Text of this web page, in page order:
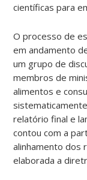
científicas para
O processo de
em andamento
um grupo de
membros de
alimentos e
relatório final e
contou com a
alinhamento dos
elaborada a